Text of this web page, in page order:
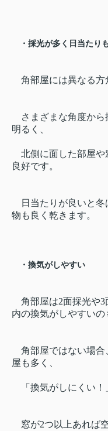
・採光が多く日当たり
角部屋には異なる方
さまざまな角度から
明るく、
北側に面した部屋や
良好です。
日当たりが良いと冬
物も良く乾きます。
・換気がしやすい
角部屋は2面採光や3
内の換気がしやすいの
角部屋ではない場合
屋も多く、
「換気がしにくい！
窓が2つ以上あれば